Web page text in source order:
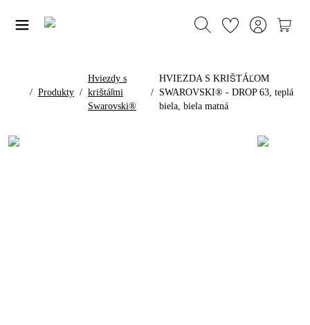
/ Produkty /
Hviezdy s
krištáľmi
Swarovski®
/
HVIEZDA S KRIŠTÁĽOM
SWAROVSKI® - DROP 63, teplá
biela, biela matná